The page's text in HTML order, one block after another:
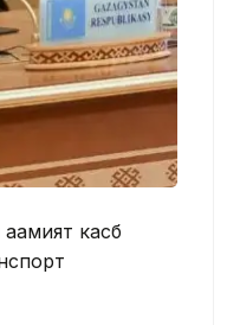
касб